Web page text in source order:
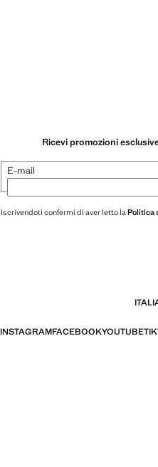
Ricevi promozioni
E-mail
Iscrivendoti confermi di aver letto laPolitica
INSTAGRAMFACEBOOKYOUTUBE